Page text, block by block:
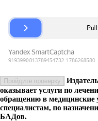
Пройдите проверку
оказывает услуги по
обращению в
специалистам, по
БАДов.